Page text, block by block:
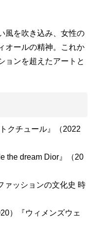
風を吹き込み、女性の
オールの精神。これか
ョンを超えたアートと
クチュール』（2022
the dream Dior』（20
ァッションの文化史 時
）『ウィメンズウェ